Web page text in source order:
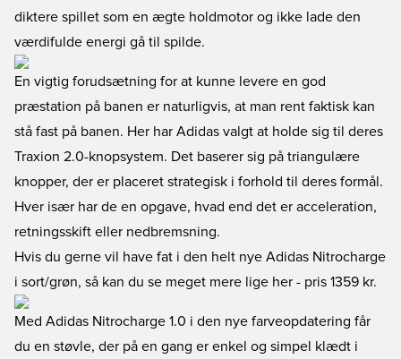
diktere spillet som en ægte holdmotor og ikke lade den
værdifulde energi gå til spilde.
En vigtig forudsætning for at kunne levere en god
præstation på banen er naturligvis, at man rent faktisk kan
stå fast på banen. Her har Adidas valgt at holde sig til deres
Traxion 2.0-knopsystem. Det baserer sig på triangulære
knopper, der er placeret strategisk i forhold til deres formål.
Hver især har de en opgave, hvad end det er acceleration,
retningsskift eller nedbremsning.
Hvis du gerne vil have fat i den helt nye Adidas Nitrocharge
i sort/grøn, så kan du se meget mere lige her - pris 1359 kr.
Med Adidas Nitrocharge 1.0 i den nye farveopdatering får
du en støvle, der på en gang er enkel og simpel klædt i